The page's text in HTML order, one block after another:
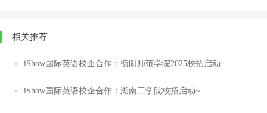
相关推荐
iShow国际英语校企合作：衡阳师范学院2025校招启动
iShow国际英语校企合作：湖南工学院校招启动~